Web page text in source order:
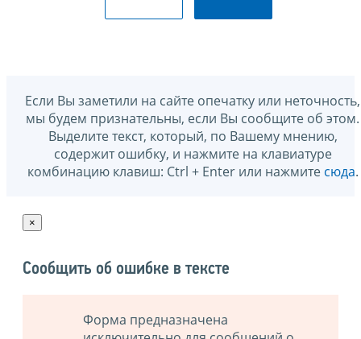
Если Вы заметили на сайте опечатку или неточность,
мы будем признательны, если Вы сообщите об этом.
Выделите текст, который, по Вашему мнению,
содержит ошибку, и нажмите на клавиатуре
комбинацию клавиш: Ctrl + Enter или нажмите сюда.
×
Сообщить об ошибке в тексте
Форма предназначена